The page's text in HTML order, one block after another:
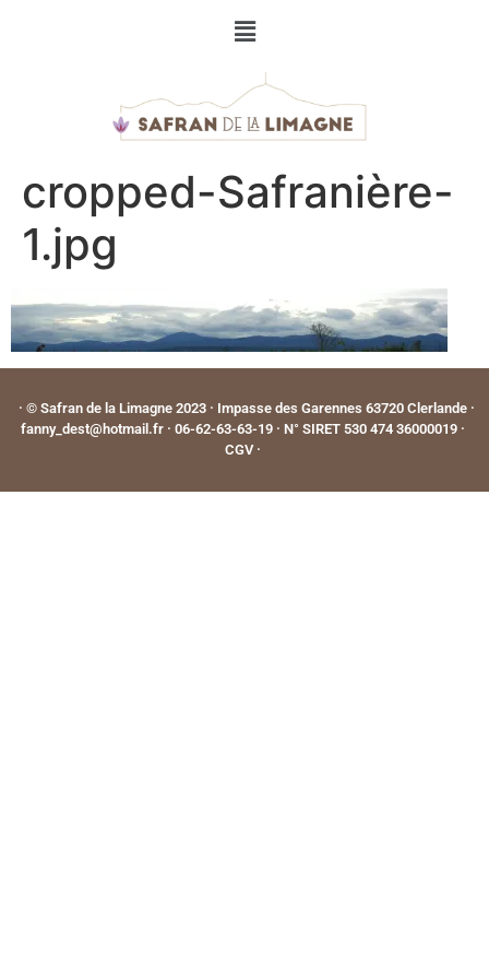
cropped-Safranière-
1.jpg
· © Safran de la Limagne 2023 · Impasse des Garennes 63720 Clerlande ·
fanny_dest@hotmail.fr · 06-62-63-63-19 · N° SIRET 530 474 36000019 ·
CGV·